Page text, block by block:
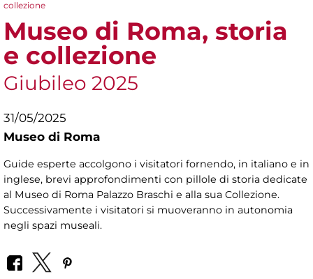
Tu sei qui
collezione
Museo di Roma, storia
e collezione
Giubileo 2025
31/05/2025
Museo di Roma
Guide esperte accolgono i visitatori fornendo, in italiano e in
inglese, brevi approfondimenti con pillole di storia dedicate
al Museo di Roma Palazzo Braschi e alla sua Collezione.
Successivamente i visitatori si muoveranno in autonomia
negli spazi museali.